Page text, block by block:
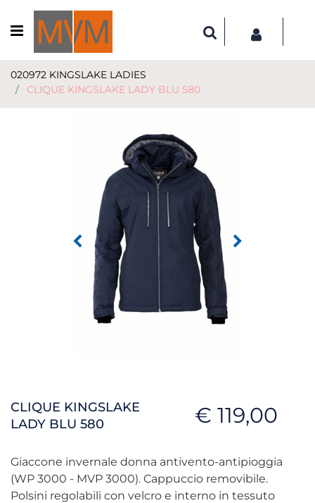
Open menu
020972 KINGSLAKE LADIES
CLIQUE KINGSLAKE LADY BLU 580
CLIQUE KINGSLAKE
LADY BLU 580
€ 119,00
Giaccone invernale donna antivento-antipioggia
(WP 3000 - MVP 3000). Cappuccio removibile.
Polsini regolabili con velcro e interno in tessuto